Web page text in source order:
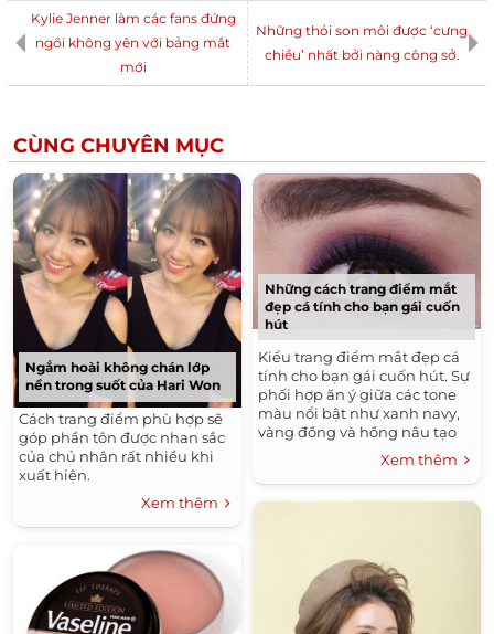
Kylie Jenner làm các fans đứng
ngồi không yên với bảng mắt
mới
Những thỏi son môi được ‘cưng
chiều’ nhất bởi nàng công sở.
CÙNG CHUYÊN MỤC
Ngắm hoài không chán lớp
nền trong suốt của Hari Won
Cách trang điểm phù hợp sẽ
góp phần tôn được nhan sắc
của chủ nhân rất nhiều khi
xuất hiện.
Xem thêm
Những cách trang điểm mắt
đẹp cá tính cho bạn gái cuốn
hút
Kiểu trang điểm mắt đẹp cá
tính cho bạn gái cuốn hút. Sự
phối hợp ăn ý giữa các tone
màu nổi bật như xanh navy,
vàng đồng và hồng nâu tạo
vẻ đẹp cá tính cho ‘cửa sổ tâm
Xem thêm